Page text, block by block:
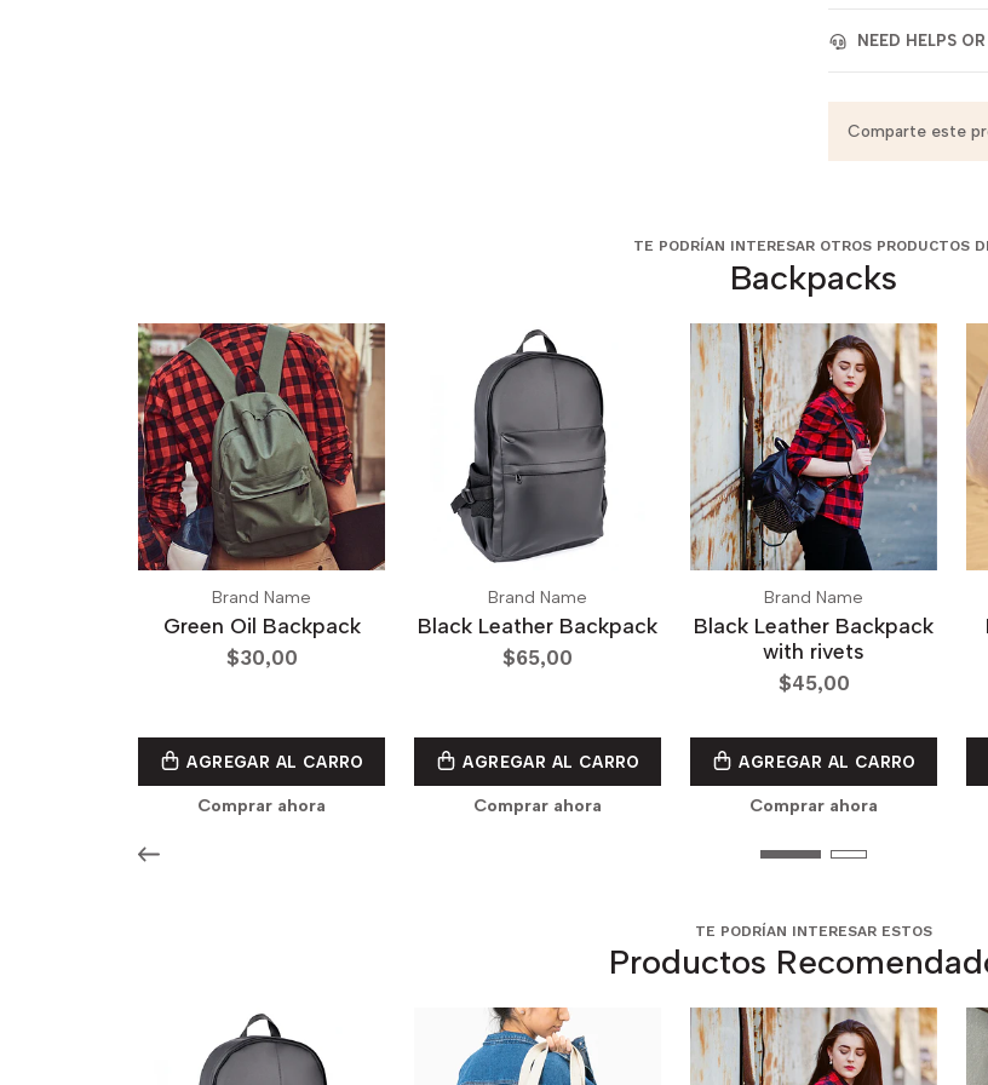
NEED HELPS
Comparte este
TE PODRÍAN INTERESAR OTROS PRODUCTOS
Backpacks
Brand Name
Green Oil Backpack
$30,00
AGREGAR AL CARRO
Comprar ahora
Brand Name
Black Leather Backpack
$65,00
AGREGAR AL CARRO
Comprar ahora
Brand Name
Black Leather Backpack
with rivets
$45,00
AGREGAR AL CARRO
Comprar ahora
TE PODRÍAN INTERESAR ESTOS
Productos